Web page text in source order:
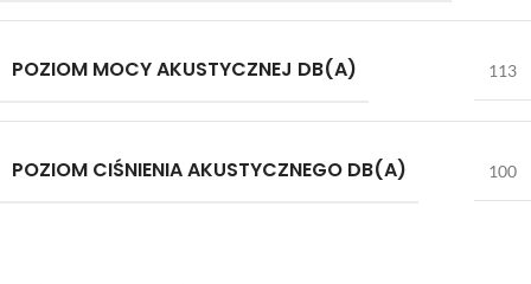
POZIOM MOCY AKUSTYCZNEJ DB(A) 113
POZIOM CIŚNIENIA AKUSTYCZNEGO DB(A) 100